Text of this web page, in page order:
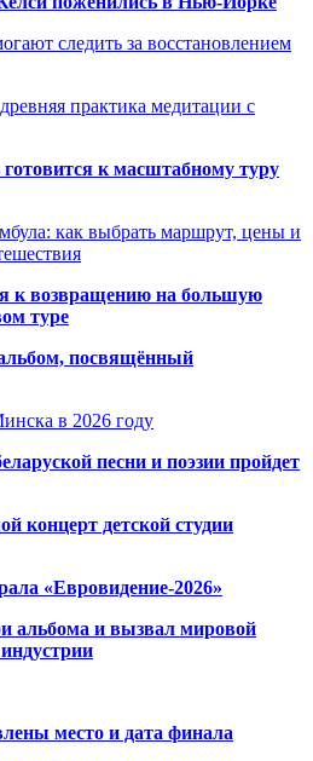
следить за восстановлением
практика медитации с
к масштабному туру
как выбрать маршрут, цены и
к возвращению на большую
туре
посвящённый
в 2026 году
песни и поэзии пройдет
концерт детской студии
«Евровидение-2026»
альбома и вызвал мировой
место и дата финала